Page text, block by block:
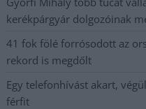
kerékpárgyár dolgozóinak
41 fok fölé forrósodott az
rekord is megdőlt
Egy telefonhívást akart,
férfit